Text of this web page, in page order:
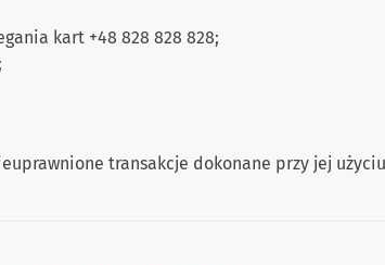
kart +48 828 828 828;
transakcje dokonane przy jej